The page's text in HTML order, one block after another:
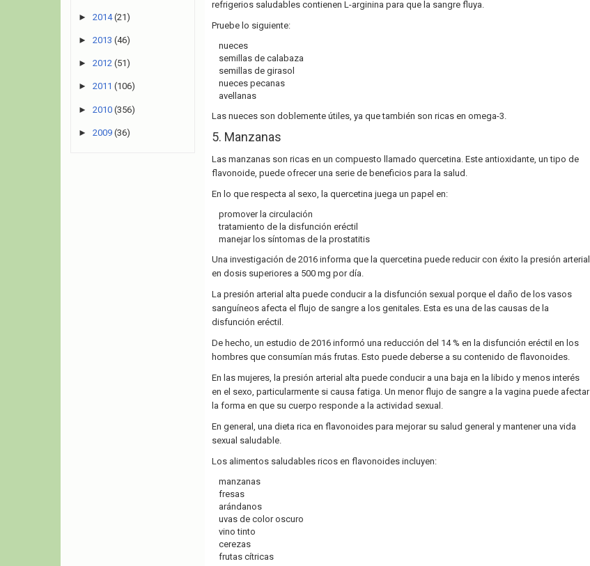
refrigerios saludables contienen L-arginina para que la sangre fluya.
Pruebe lo siguiente:
nueces
semillas de calabaza
semillas de girasol
nueces pecanas
avellanas
Las nueces son doblemente útiles, ya que también son ricas en omega-3.
5. Manzanas
Las manzanas son ricas en un compuesto llamado quercetina. Este antioxidante, un tipo de
flavonoide, puede ofrecer una serie de beneficios para la salud.
En lo que respecta al sexo, la quercetina juega un papel en:
promover la circulación
tratamiento de la disfunción eréctil
manejar los síntomas de la prostatitis
Una investigación de 2016 informa que la quercetina puede reducir con éxito la presión arterial
en dosis superiores a 500 mg por día.
La presión arterial alta puede conducir a la disfunción sexual porque el daño de los vasos
sanguíneos afecta el flujo de sangre a los genitales. Esta es una de las causas de la
disfunción eréctil.
De hecho, un estudio de 2016 informó una reducción del 14 % en la disfunción eréctil en los
hombres que consumían más frutas. Esto puede deberse a su contenido de flavonoides.
En las mujeres, la presión arterial alta puede conducir a una baja en la libido y menos interés
en el sexo, particularmente si causa fatiga. Un menor flujo de sangre a la vagina puede afectar
la forma en que su cuerpo responde a la actividad sexual.
En general, una dieta rica en flavonoides para mejorar su salud general y mantener una vida
sexual saludable.
Los alimentos saludables ricos en flavonoides incluyen:
manzanas
fresas
arándanos
uvas de color oscuro
vino tinto
cerezas
frutas cítricas
► 2014 (21)
► 2013 (46)
► 2012 (51)
► 2011 (106)
► 2010 (356)
► 2009 (36)